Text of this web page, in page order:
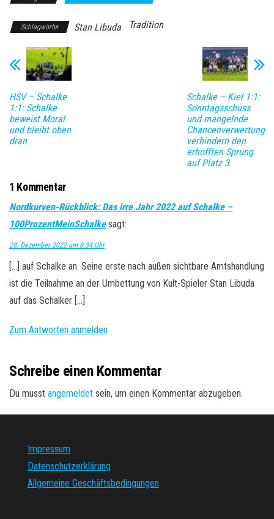
Schlagwörter Stan Libuda Tradition
HSV – Schalke
1:1: Schalke
beweist Moral
und bleibt oben
dran
Schalke – Kiel 1:1:
Sonntagsschuss
und mangelnde
Chancenverwertung
verhindern den
erhofften Sprung
auf Platz 3
1 Kommentar
Nordkurven-Rückblick: Das irre Jahr 2022 auf Schalke –
100ProzentMeinSchalke sagt:
28. Dezember 2022 um 8:34 Uhr
[…] auf Schalke an. Seine erste nach außen sichtbare Amtshandlung
ist die Teilnahme an der Umbettung von Kult-Spieler Stan Libuda
auf das Schalker […]
Zum Antworten anmelden
Schreibe einen Kommentar
Du musst angemeldet sein, um einen Kommentar abzugeben.
Impressum
Datenschutzerklärung
Allgemeine Geschäftsbedingungen